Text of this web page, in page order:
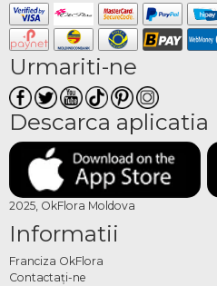
Urmariti-ne
Descarca aplicatia
2025, OkFlora Moldova
Informatii
Franciza OkFlora
Contactaţi-ne